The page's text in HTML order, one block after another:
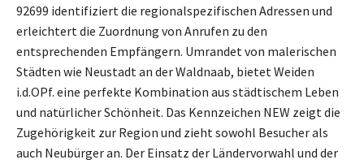
92699 identifiziert die regionalspezifischen Adressen und
erleichtert die Zuordnung von Anrufen zu den
entsprechenden Empfängern. Umrandet von malerischen
Städten wie Neustadt an der Waldnaab, bietet Weiden
i.d.OPf. eine perfekte Kombination aus städtischem Leben
und natürlicher Schönheit. Das Kennzeichen NEW zeigt die
Zugehörigkeit zur Region und zieht sowohl Besucher als
auch Neubürger an. Der Einsatz der Ländervorwahl und der